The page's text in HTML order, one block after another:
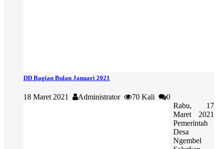
DD Bagian Bulan Januari 2021
18 Maret 2021 Administrator 70 Kali
0
Rabu, 17
Maret 2021
Pemerintah
Desa
Ngembel